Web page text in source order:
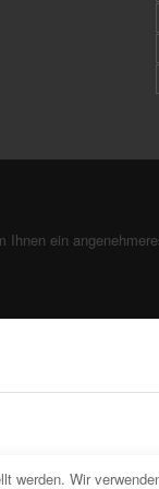
Ihnen ein
werden. Wir